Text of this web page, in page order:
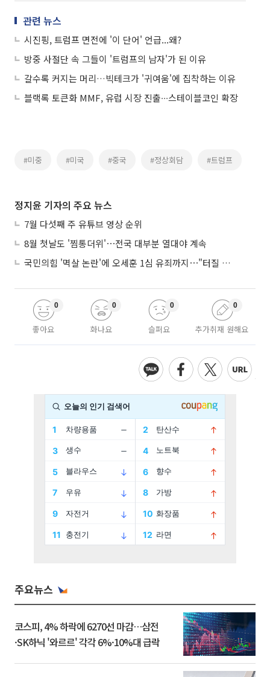
관련 뉴스
시진핑, 트럼프 면전에 '이 단어' 언급...왜?
방중 사절단 속 그들이 '트럼프의 남자'가 된 이유
갈수록 커지는 머리…빅테크가 '귀여움'에 집착하는 이유
블랙록 토큰화 MMF, 유럽 시장 진출∙∙∙스테이블코인 확장
#미중 #미국 #중국 #정상회담 #트럼프
정지윤 기자의 주요 뉴스
7월 다섯째 주 유튜브 영상 순위
8월 첫날도 '찜통더위'⋯전국 대부분 열대야 계속
국민의힘 '멱살 논란'에 오세훈 1심 유죄까지⋯"터질 게 터졌다"
좋아요
0
화나요
0
슬퍼요
0
추가취재 원해요
0
주요뉴스
코스피, 4% 하락에 6270선 마감…삼전
·SK하닉 '와르르' 각각 6%·10%대 급락